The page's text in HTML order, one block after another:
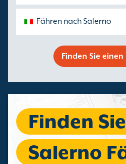
Fähren nach Salerno
Finden Sie
Finden
Salerno